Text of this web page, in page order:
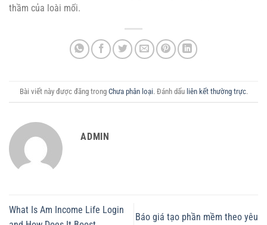
thầm của loài mối.
Bài viết này được đăng trong Chưa phân loại. Đánh dấu liên kết thường trực.
ADMIN
What Is Am Income Life Login
Báo giá tạo phần mềm theo yêu